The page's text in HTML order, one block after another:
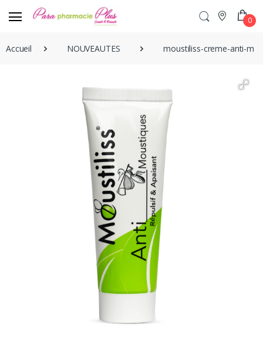
0
Accueil NOUVEAUTES moustiliss-creme-anti-